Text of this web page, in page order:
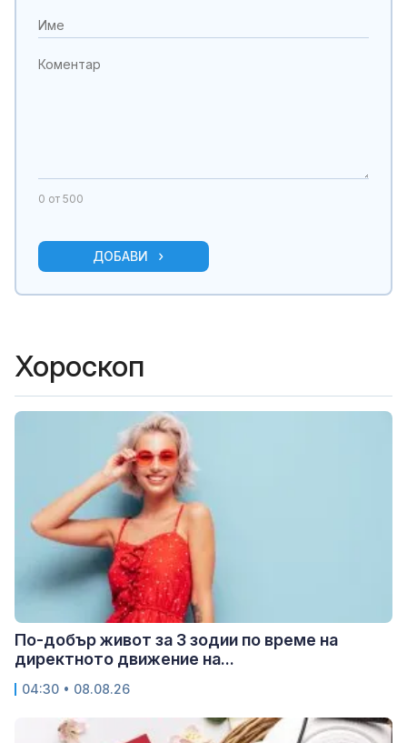
0 от 500
ДОБАВИ
Хороскоп
По-добър живот за 3 зодии по време на
директното движение на...
04:30 • 08.08.26